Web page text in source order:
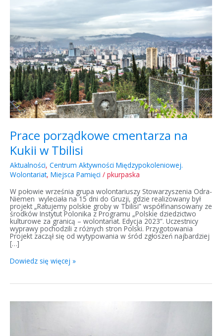
Prace porządkowe cmentarza na
Kukii w Tbilisi
Aktualności, Centrum Aktywności Międzypokoleniowej.
Wolontariat, Miejsca Pamięci / pkurpaska
W połowie września grupa wolontariuszy Stowarzyszenia Odra-
Niemen wyleciała na 15 dni do Gruzji, gdzie realizowany był
projekt „Ratujemy polskie groby w Tbilisi” współfinansowany ze
środków Instytut Polonika z Programu „Polskie dziedzictwo
kulturowe za granicą – wolontariat. Edycja 2023”. Uczestnicy
wyprawy pochodzili z różnych stron Polski. Przygotowania
Projekt zaczął się od wytypowania w śród zgłoszeń najbardziej
[…]
na
w
Tbilisi
Dowiedz się więcej »
Drobny